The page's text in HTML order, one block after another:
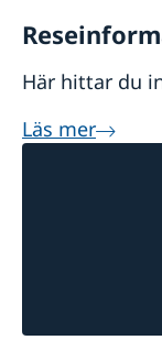
Här hittar du
Läs mer